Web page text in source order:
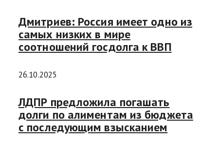
Дмитриев: Россия имеет одно из
самых низких в мире
соотношений госдолга к ВВП
26.10.2025
ЛДПР предложила погашать
долги по алиментам из бюджета
с последующим взысканием